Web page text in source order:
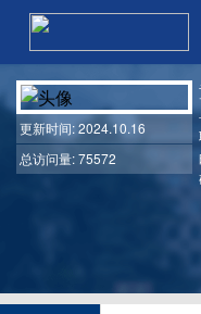
更新时间: 2024.10.16
总访问量: 75572